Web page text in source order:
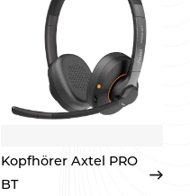
Kopfhörer Axtel PRO
BT